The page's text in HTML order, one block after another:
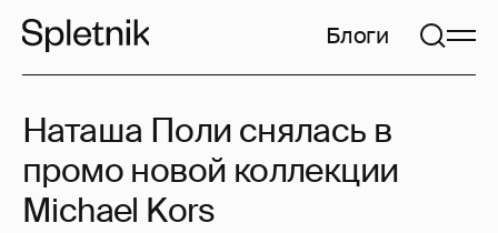
Блоги
Наташа Поли снялась в
промо новой коллекции
Michael Kors